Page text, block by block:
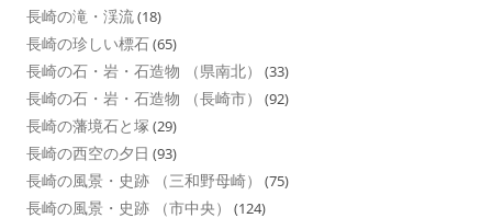
長崎の滝・渓流(18)
長崎の珍しい標石(65)
長崎の石・岩・石造物 （県南北） (33)
長崎の石・岩・石造物 （長崎市） (92)
長崎の藩境石と塚 (29)
長崎の西空の夕日 (93)
長崎の風景・史跡 （三和野母崎） (75)
長崎の風景・史跡 （市中央） (124)